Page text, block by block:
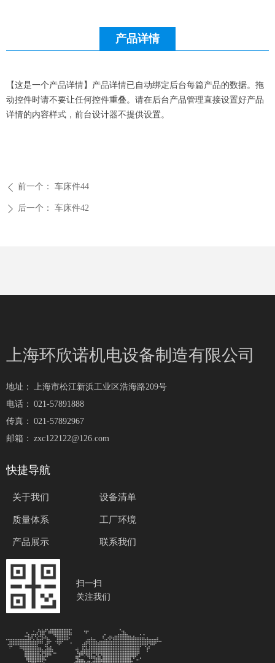
产品详情
【这是一个产品详情】产品详情已自动绑定后台每篇产品的数据。拖
动控件时请不要让任何控件重叠。请在后台产品管理直接设置好产品
详情的内容样式，前台设计器不提供设置。
ꄴ 前一个： 车床件44
ꄲ 后一个： 车床件42
扫一扫
关注我们
地址： 上海市松江新浜工业区浩海路209号
电话： 021-57891888
传真： 021-57892967
邮箱： zxc122122@126.com
上海环欣诺机电设备制造有限公司
关于我们
质量体系
产品展示
设备清单
工厂环境
联系我们
快捷导航